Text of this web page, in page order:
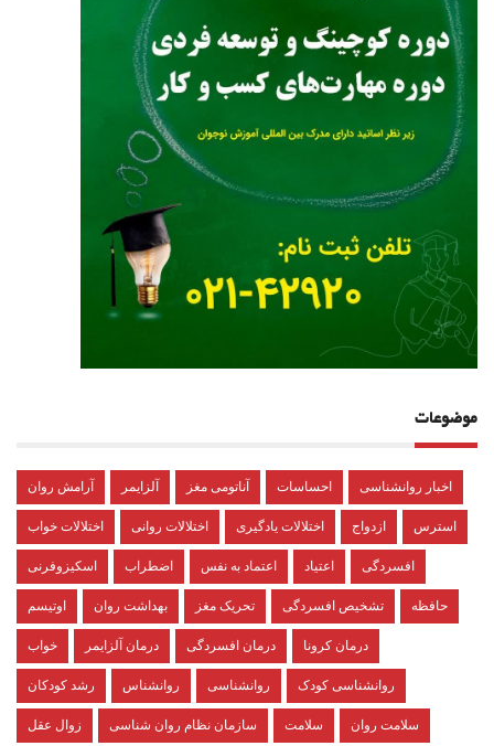
موضوعات
آرامش روان آلزایمر آناتومی مغز احساسات اخبار روانشناسی
اختلالات خواب اختلالات روانی اختلالات یادگیری ازدواج استرس
اسکیزوفرنی اضطراب اعتماد به نفس اعتیاد افسردگی
اوتیسم بهداشت روان تحریک مغز تشخیص افسردگی حافظه
خواب درمان آلزایمر درمان افسردگی درمان کرونا
رشد کودکان روانشناس روانشناسی روانشناسی کودک
زوال عقل سازمان نظام روان شناسی سلامت سلامت روان